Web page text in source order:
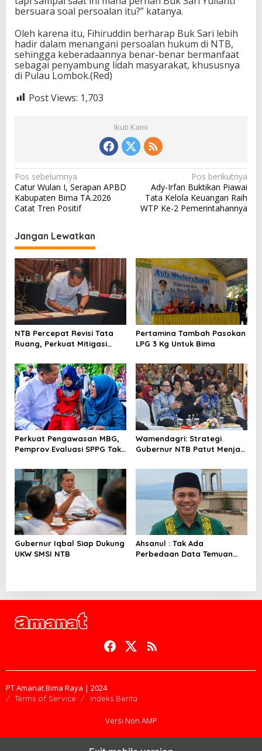
bersuara soal persoalan itu?” katanya.
Oleh karena itu, Fihiruddin berharap Buk Sari lebih
hadir dalam menangani persoalan hukum di NTB,
sehingga keberadaannya benar-benar bermanfaat
sebagai penyambung lidah masyarakat, khususnya
di Pulau Lombok.(Red)
Post Views: 1,703
Ikuti Kami
N
a
v
g
a
s
i
p
o
s
Pos sebelumnya
Catur Wulan I, Serapan APBD
Kabupaten Bima TA.2026
Catat Tren Positif
Pos berikutnya
Ady-Irfan Buktikan Piawai
Tata Kelola Keuangan Raih
WTP Ke-2 Pemerintahannya
Jangan Lewatkan
NTB Percepat Revisi Tata
Ruang, Perkuat Mitigasi
Pertamina Tambah Pasokan
LPG 3 Kg Untuk Bima
Perkuat Pengawasan MBG,
Pemprov Evaluasi SPPG Tak
Wamendagri: Strategi
Gubernur NTB Patut Menjadi
Indonesia
Gubernur Iqbal Siap Dukung
UKW SMSI NTB
Ahsanul : Tak Ada
Perbedaan Data Temuan
PT Amanat Bima Raya | 2024
Terms of Service Indeks Berita
Versi Non AMP